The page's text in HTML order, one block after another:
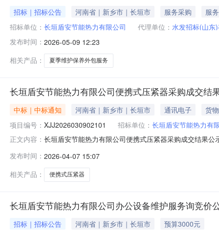
招标｜招标公告 河南省｜新乡市｜长垣市 服务采购
服务
招标单位： 长垣盾安节能热力有限公司 代理单位： 水发招标(山东
发布时间： 2026-05-09 12:23
相关产品：
夏季维护保养外包服务
长垣盾安节能热力有限公司便携式压紧器采购成交结
中标｜中标通知 河南省｜新乡市｜长垣市 通讯电子
货物
项目编号： XJJ2026030902101 招标单位： 长垣盾安节能热力有
正文内容： 长垣盾安节能热力有限公司便携式压紧器采购成交结果
公示结束时间:2026-04-0814:18备注信息:--招标范围/采
发布时间： 2026-04-07 15:07
相关产品：
便携式压紧器
长垣盾安节能热力有限公司办公设备维护服务询竞价
招标｜招标公告 河南省｜新乡市｜长垣市
预算3000元